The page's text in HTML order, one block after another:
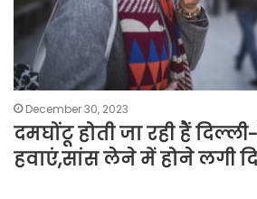
December 30, 2023
दमघोंटू होती जा रही हैं
हवाएं,सांस लेने में होने लगी